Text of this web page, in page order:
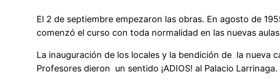
El 2 de septiembre empezaron las obras. En agosto de
comenzó el curso con toda normalidad en las nuevas
La inauguración de los locales y la bendición de la nueva
Profesores dieron un sentido ¡ADIOS! al Palacio